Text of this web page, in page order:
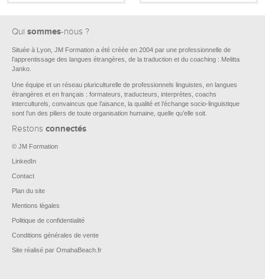
Qui sommes-nous ?
Située à Lyon, JM Formation a été créée en 2004 par une professionnelle de
l’apprentissage des langues étrangères, de la traduction et du coaching : Melitta
Janko.
Une équipe et un réseau pluriculturelle de professionnels linguistes, en langues
étrangères et en français : formateurs, traducteurs, interprètes, coachs
interculturels, convaincus que l’aisance, la qualité et l’échange socio-linguistique
sont l’un des piliers de toute organisation humaine, quelle qu’elle soit.
Restons connectés
© JM Formation
LinkedIn
Contact
Plan du site
Mentions légales
Politique de confidentialité
Conditions générales de vente
Site réalisé par OmahaBeach.fr